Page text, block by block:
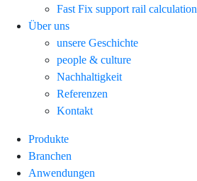
Fast Fix support rail calculation
Über uns
unsere Geschichte
people & culture
Nachhaltigkeit
Referenzen
Kontakt
Produkte
Branchen
Anwendungen